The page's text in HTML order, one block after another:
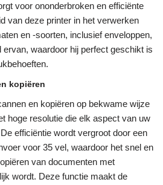
voor ononderbroken en efficiënte
van deze printer in het verwerken
en -soorten, inclusief enveloppen,
ervan, waardoor hij perfect geschikt is
kopiëren
en kopiëren op bekwame wijze
hoge resolutie die elk aspect van uw
efficiëntie wordt vergroot door een
voor 35 vel, waardoor het snel en
van documenten met
wordt. Deze functie maakt de